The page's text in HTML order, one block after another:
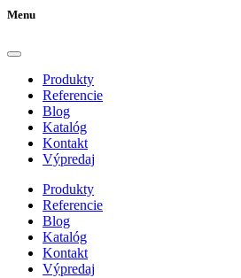
Menu
Produkty
Referencie
Blog
Katalóg
Kontakt
Výpredaj
Produkty
Referencie
Blog
Katalóg
Kontakt
Výpredaj